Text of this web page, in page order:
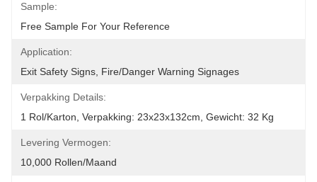
Sample:
Free Sample For Your Reference
Application:
Exit Safety Signs, Fire/danger Warning Signages
Verpakking Details:
1 Rol/karton, Verpakking: 23x23x132cm, Gewicht: 32 Kg
Levering Vermogen:
10,000 Rollen/maand